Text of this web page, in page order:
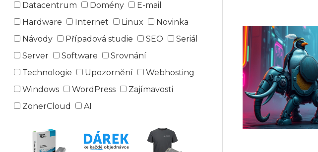
Datacentrum
Domény
E-mail
Hardware
Internet Linux
Novinka
Návody
Případová studie SEO
Seriál
Server
Software
Srovnání
Technologie
Upozornění
Webhosting
Windows
WordPress
Zajímavosti
ZonerCloud
AI